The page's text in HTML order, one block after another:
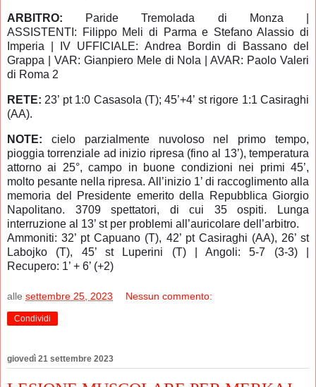
ARBITRO:
Paride Tremolada di Monza |
ASSISTENTI: Filippo Meli di Parma e Stefano Alassio di
Imperia | IV UFFICIALE: Andrea Bordin di Bassano del
Grappa | VAR: Gianpiero Mele di Nola | AVAR: Paolo Valeri
di Roma 2
RETE: 23’ pt 1:0 Casasola (T); 45’+4’ st rigore 1:1 Casiraghi
(AA).
NOTE: cielo parzialmente nuvoloso nel primo tempo,
pioggia torrenziale ad inizio ripresa (fino al 13’), temperatura
attorno ai 25°, campo in buone condizioni nei primi 45’,
molto pesante nella ripresa. All’inizio 1’ di raccoglimento alla
memoria del Presidente emerito della Repubblica Giorgio
Napolitano. 3709 spettatori, di cui 35 ospiti. Lunga
interruzione al 13’ st per problemi all’auricolare dell’arbitro.
Ammoniti: 32’ pt Capuano (T), 42’ pt Casiraghi (AA), 26’ st
Labojko (T), 45’ st Luperini (T) | Angoli: 5-7 (3-3) |
Recupero: 1’ + 6’ (+2)
alle settembre 25, 2023 Nessun commento:
Condividi
giovedì 21 settembre 2023